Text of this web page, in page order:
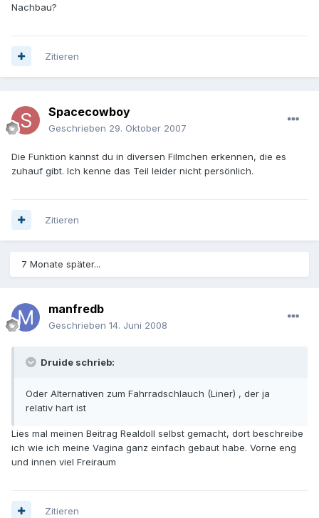
Nachbau?
Zitieren
Spacecowboy
Geschrieben 29. Oktober 2007
Die Funktion kannst du in diversen Filmchen erkennen, die es
zuhauf gibt. Ich kenne das Teil leider nicht persönlich.
Zitieren
7 Monate später...
manfredb
Geschrieben 14. Juni 2008
Druide schrieb:
Oder Alternativen zum Fahrradschlauch (Liner) , der ja
relativ hart ist
Lies mal meinen Beitrag Realdoll selbst gemacht, dort beschreibe
ich wie ich meine Vagina ganz einfach gebaut habe. Vorne eng
und innen viel Freiraum
Zitieren